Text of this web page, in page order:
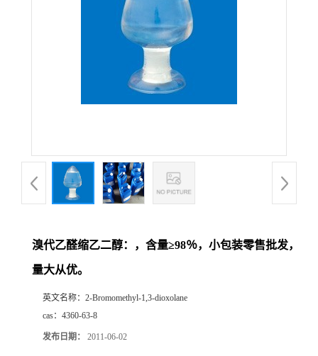
溴代乙醛缩乙二醇：，含量≥98％，小包装零售批发，
量大从优。
英文名称： 2-Bromomethyl-1,3-dioxolane
cas： 4360-63-8
发布日期： 2011-06-02